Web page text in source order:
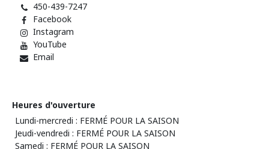
450-439-7247
Facebook
Instagram
YouTube
Email
Heures d'ouverture
Lundi-mercredi : FERMÉ POUR LA SAISON
Jeudi-vendredi : FERMÉ POUR LA SAISON
Samedi : FERMÉ POUR LA SAISON